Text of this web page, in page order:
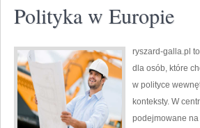
Polityka w Europie
ryszard-galla.pl
dla osób, które
w polityce
konteksty. W
podejmowane